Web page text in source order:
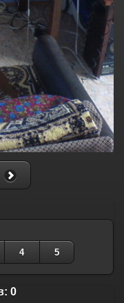
4 5
0